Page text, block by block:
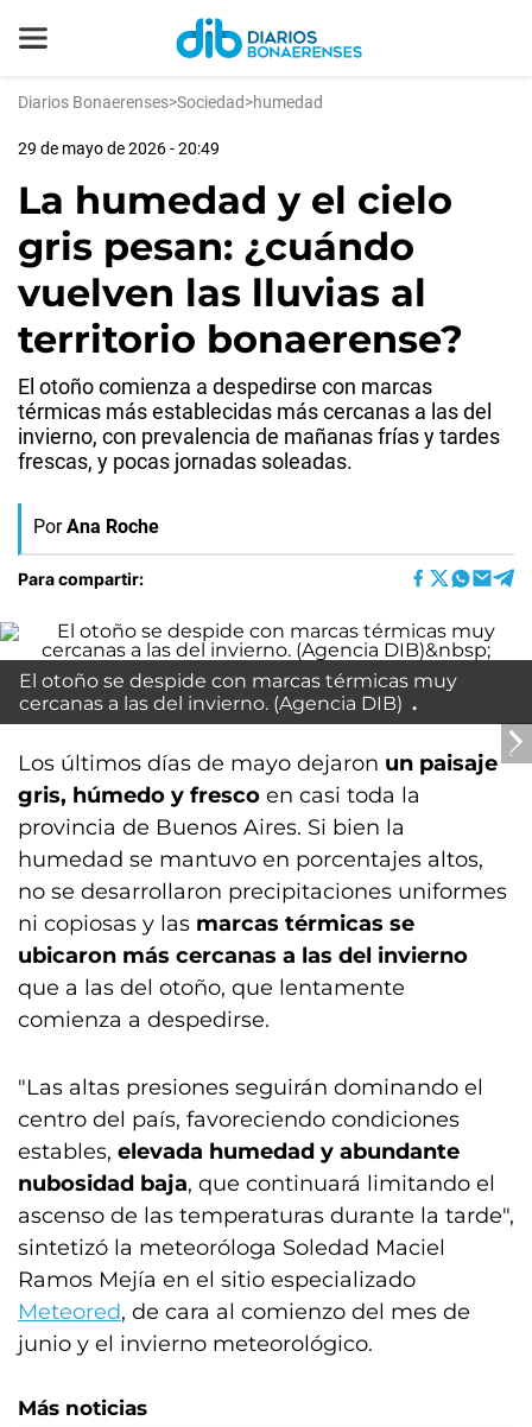
Diarios Bonaerenses>Sociedad>humedad
29 de mayo de 2026 - 20:49
La humedad y el cielo
gris pesan: ¿cuándo
vuelven las lluvias al
territorio bonaerense?
El otoño comienza a despedirse con marcas
térmicas más establecidas más cercanas a las del
invierno, con prevalencia de mañanas frías y tardes
frescas, y pocas jornadas soleadas.
Por Ana Roche
Para compartir:
El otoño se despide con marcas térmicas muy
cercanas a las del invierno. (Agencia DIB)
Los últimos días de mayo dejaron un paisaje
gris, húmedo y fresco en casi toda la
provincia de Buenos Aires. Si bien la
humedad se mantuvo en porcentajes altos,
no se desarrollaron precipitaciones uniformes
ni copiosas y las marcas térmicas se
ubicaron más cercanas a las del invierno
que a las del otoño, que lentamente
comienza a despedirse.
"Las altas presiones seguirán dominando el
centro del país, favoreciendo condiciones
estables, elevada humedad y abundante
nubosidad baja, que continuará limitando el
ascenso de las temperaturas durante la tarde",
sintetizó la meteoróloga Soledad Maciel
Ramos Mejía en el sitio especializado
Meteored, de cara al comienzo del mes de
junio y el invierno meteorológico.
Más noticias